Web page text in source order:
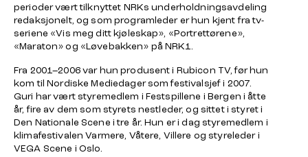
perioder vært tilknyttet NRKs underholdningsavdeling
redaksjonelt, og som programleder er hun kjent fra tv-
seriene «Vis meg ditt kjøleskap», «Portrettørene»,
«Maraton» og «Løvebakken» på NRK1.
Fra 2001–2006 var hun produsent i Rubicon TV, før hun
kom til Nordiske Mediedager som festivalsjef i 2007.
Guri har vært styremedlem i Festspillene i Bergen i åtte
år, fire av dem som styrets nestleder, og sittet i styret i
Den Nationale Scene i tre år. Hun er i dag styremedlem i
klimafestivalen Varmere, Våtere, Villere og styreleder i
VEGA Scene i Oslo.